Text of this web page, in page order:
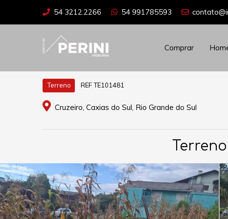
54 3212.2266 54 991785593
Comprar
Terreno REF TE101481
Cruzeiro, Caxias do Sul, Rio Grande do Sul